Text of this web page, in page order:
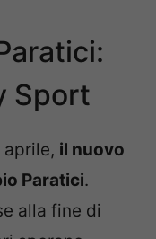
Sport
aprile, il nuovo
Paratici.
alla fine di